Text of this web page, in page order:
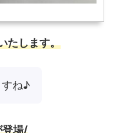
たします。
すね♪
登場/